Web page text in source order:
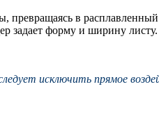
превращаясь в
задает форму и ширину
исключить прямое